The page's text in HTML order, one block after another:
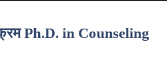
Ph.D. in Counseling